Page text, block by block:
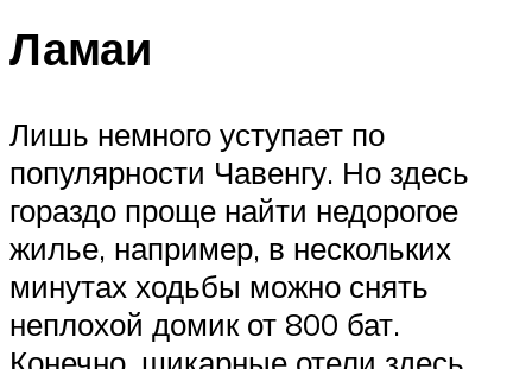
Ламаи
Лишь немного уступает по
популярности Чавенгу. Но здесь
гораздо проще найти недорогое
жилье, например, в нескольких
минутах ходьбы можно снять
неплохой домик от 800 бат.